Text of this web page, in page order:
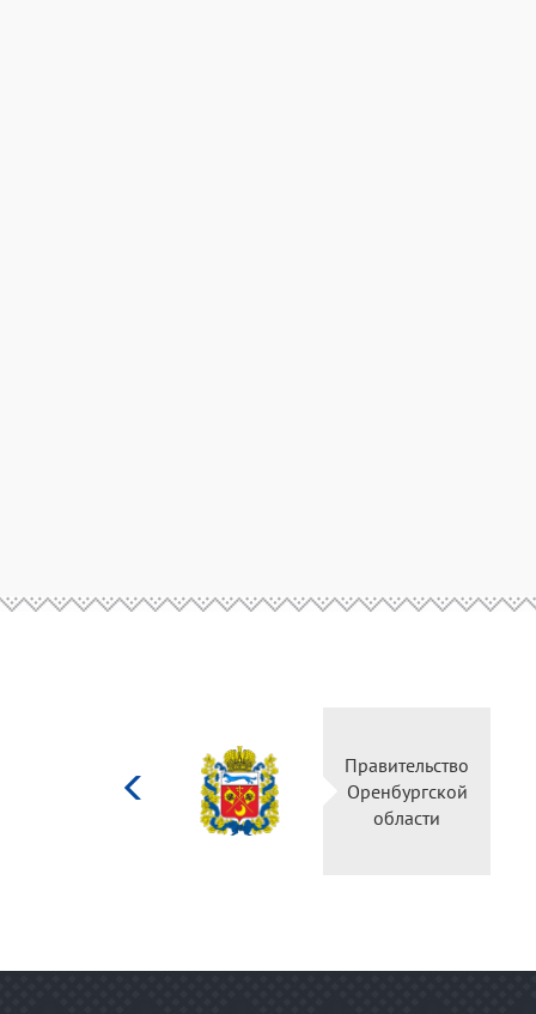
Министерство
культуры
Российской
федерации